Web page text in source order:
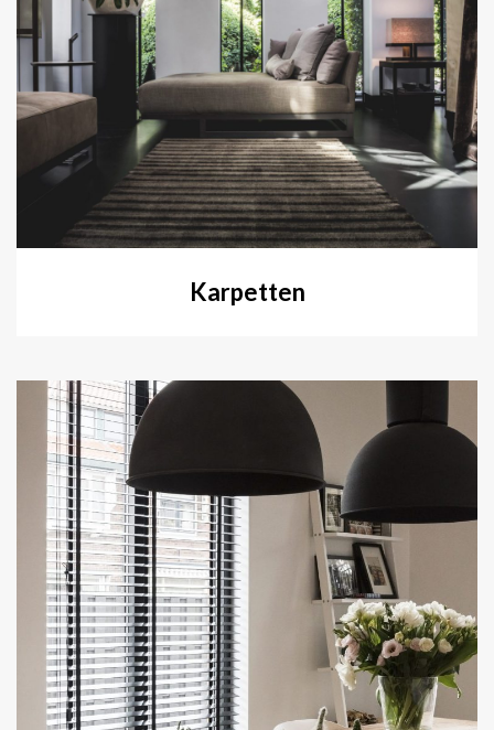
Karpetten